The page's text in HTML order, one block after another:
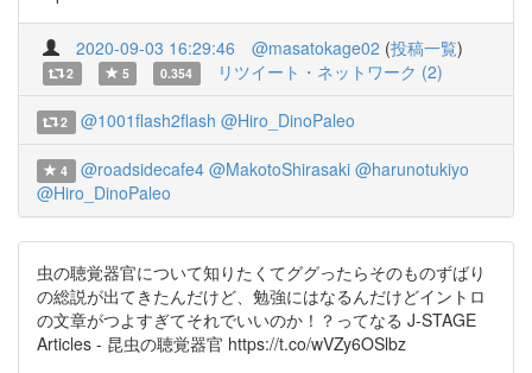
2020-09-03 16:29:46 @masatokage02 (投稿一覧)
2 5 0.354 リツイート・ネットワーク (2)
2 @1001flash2flash @Hiro_DinoPaleo
4 @roadsidecafe4 @MakotoShirasaki @harunotukiyo
@Hiro_DinoPaleo
虫の聴覚器官について知りたくてググったらそのものずばり
の総説が出てきたんだけど、勉強にはなるんだけどイントロ
の文章がつよすぎてそれでいいのか！？ってなる J-STAGE
Articles - 昆虫の聴覚器官 https://t.co/wVZy6OSlbz